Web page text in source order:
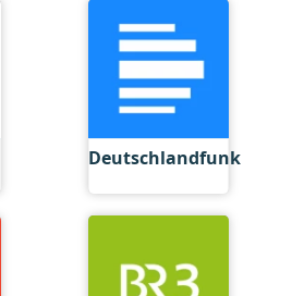
Deutschlandfunk